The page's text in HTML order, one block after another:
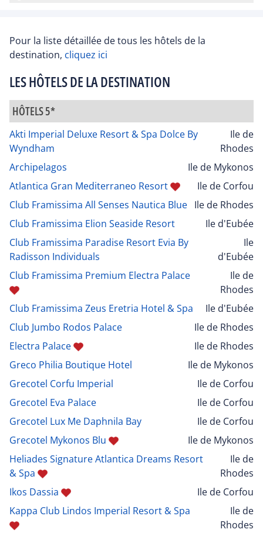
Pour la liste détaillée de tous les hôtels de la
destination, cliquez ici
LES HÔTELS DE LA DESTINATION
HÔTELS 5*
Akti Imperial Deluxe Resort & Spa Dolce By
Wyndham
Ile de
Rhodes
Archipelagos
Ile de Mykonos
Atlantica Gran Mediterraneo Resort
Ile de Corfou
Club Framissima All Senses Nautica Blue Ile de Rhodes
Club Framissima Elion Seaside Resort
Ile d'Eubée
Club Framissima Paradise Resort Evia By
Radisson Individuals
Ile
d'Eubée
Club Framissima Premium Electra Palace
Ile de
Rhodes
Club Framissima Zeus Eretria Hotel & Spa
Ile d'Eubée
Club Jumbo Rodos Palace
Ile de Rhodes
Electra Palace
Ile de Rhodes
Greco Philia Boutique Hotel
Ile de Mykonos
Grecotel Corfu Imperial
Ile de Corfou
Grecotel Eva Palace
Ile de Corfou
Grecotel Lux Me Daphnila Bay
Ile de Corfou
Grecotel Mykonos Blu
Ile de Mykonos
Heliades Signature Atlantica Dreams Resort
& Spa
Ile de
Rhodes
Ikos Dassia
Ile de Corfou
Kappa Club Lindos Imperial Resort & Spa
Ile de
Rhodes